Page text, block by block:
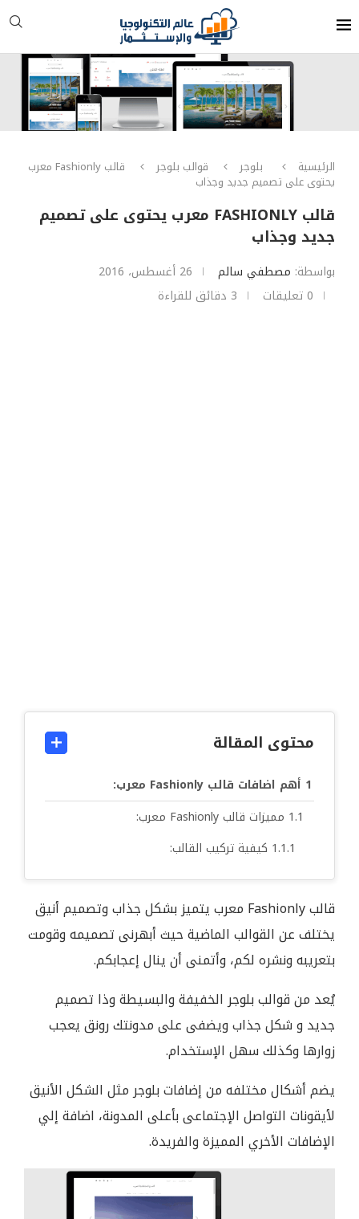
الرئيسية بلوجر قوالب بلوجر قالب Fashionly معرب
يحتوى على تصميم جديد وجذاب
قالب FASHIONLY معرب يحتوى على تصميم
جديد وجذاب
بواسطة: مصطفي سالم
26 أغسطس، 2016
0 تعليقات
3 دقائق للقراءة
محتوى المقالة
أهم اضافات قالب Fashionly معرب:
مميزات قالب Fashionly معرب:
كيفية تركيب القالب:
قالب Fashionly معرب يتميز بشكل جذاب وتصميم أنيق
يختلف عن القوالب الماضية حيث أبهرنى تصميمه وقومت
بتعريبه ونشره لكم، وأتمنى أن ينال إعجابكم.
يُعد من قوالب بلوجر الخفيفة والبسيطة وذا تصميم
جديد و شكل جذاب ويضفى على مدونتك رونق يعجب
زوارها وكذلك سهل الإستخدام.
يضم أشكال مختلفه من إضافات بلوجر مثل الشكل الأنيق
لأيقونات التواصل الإجتماعى بأعلى المدونة، اضافة إلي
الإضافات الأخري المميزة والفريدة.